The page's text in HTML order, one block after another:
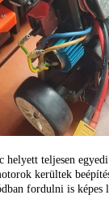
helyett teljesen
kerültek
fordulni is képes